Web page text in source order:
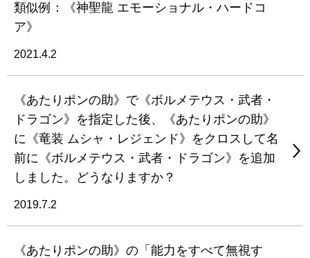
類似例：《神聖龍 エモーショナル・ハードコ
ア》
2021.4.2
《あたりポンの助》で《ボルメテウス・武者・
ドラゴン》を指定した後、《あたりポンの助》
に《竜装 ムシャ・レジェンド》をクロスして名
前に《ボルメテウス・武者・ドラゴン》を追加
しました。どうなりますか？
2019.7.2
《あたりポンの助》の「能力をすべて無視す